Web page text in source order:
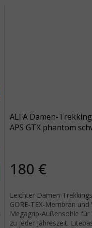
ALFA Damen-
APS GTX phantom
180 €
Leichter Damen-
GORE-TEX-Membran und
Megagrip-Außensohle für
zu jeder Jahreszeit.